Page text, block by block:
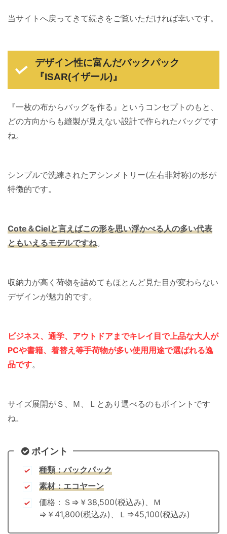
当サイトへ戻ってきて続きをご覧いただければ幸いです。
デザイン性に富んだバックパック
『ISAR(イザール)』
『一枚の布からバッグを作る』というコンセプトのもと、
どの方向からも縫製が見えない設計で作られたバッグです
ね。
シンプルで洗練されたアシンメトリー(左右非対称)の形が
特徴的です。
Cote＆Cielと言えばこの形を思い浮かべる人の多い代表
ともいえるモデルですね。
収納力が高く荷物を詰めてもほとんど見た目が変わらない
デザインが魅力的です。
ビジネス、通学、アウトドアまでキレイ目で上品な大人が
PCや書籍、着替え等手荷物が多い使用用途で選ばれる逸
品です。
サイズ展開がＳ、Ｍ、Ｌとあり選べるのもポイントです
ね。
ポイント
種類：バックパック
素材：エコヤーン
価格：Ｓ⇒￥38,500(税込み)、Ｍ
⇒￥41,800(税込み)、Ｌ⇒45,100(税込み)